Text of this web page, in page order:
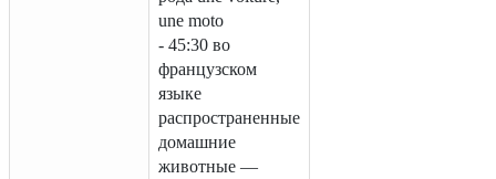
une moto
- 45:30 во
французском
языке
распространенные
домашние
животные —